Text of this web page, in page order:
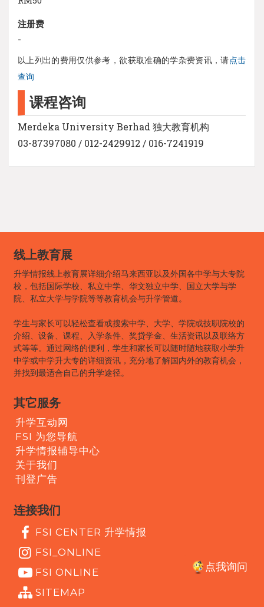
注册费
-
以上列出的费用仅供参考，欲获取准确的学杂费资讯，请点击
查询
课程咨询
Merdeka University Berhad 独大教育机构
03-87397080 / 012-2429912 / 016-7241919
点我询问
线上教育展
升学情报线上教育展详细介绍马来西亚以及外国各中学与大专院
校，包括国际学校、私立中学、华文独立中学、国立大学与学
院、私立大学与学院等等教育机会与升学管道。
学生与家长可以轻松查看或搜索中学、大学、学院或技职院校的
介绍、设备、课程、入学条件、奖贷学金、生活资讯以及联络方
式等等。通过网络的便利，学生和家长可以随时随地获取小学升
中学或中学升大专的详细资讯，充分地了解国内外的教育机会，
并找到最适合自己的升学途径。
其它服务
升学互动网
FSI 为您导航
升学情报辅导中心
关于我们
刊登广告
连接我们
FSI CENTER 升学情报
FSI_ONLINE
FSI ONLINE
SITEMAP